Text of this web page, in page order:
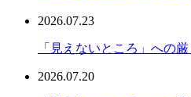
2026.07.23
「見えないところ」への
2026.07.20